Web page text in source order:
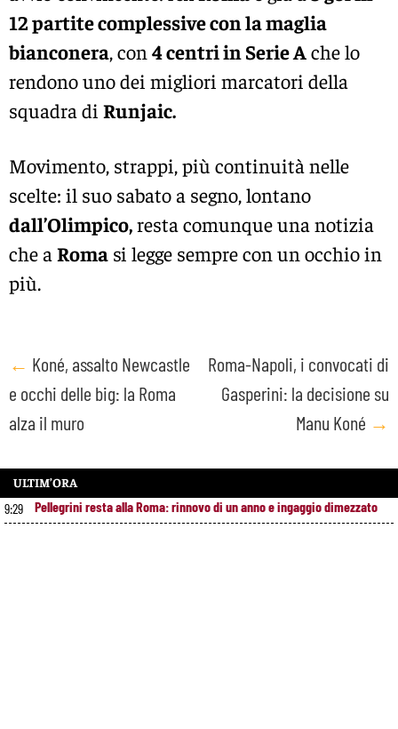
12 partite complessive con la maglia
bianconera, con 4 centri in Serie Ache lo
rendono uno dei migliori marcatori della
squadra di Runjaic.
Movimento, strappi, più continuità nelle
scelte: il suo sabato a segno, lontano
dall’Olimpico,resta comunque una notizia
che a Roma si legge sempre con un occhio in
più.
Post
navigation
← Koné, assalto Newcastle
e occhi delle big: la Roma
alza il muro
Roma-Napoli, i convocati di
Gasperini: la decisione su
Manu Koné →
ULTIM’ORA
9:29 Pellegrini resta alla Roma: rinnovo di un anno e ingaggio dimezzato